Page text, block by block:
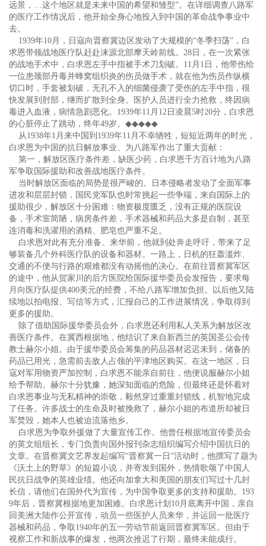
远景，…这个地区就是未来中国的希望和雏型”。在详细调查八路军
的医疗工作情况后，他开始全身心地投入到中国的革命战争事业中
去。
1939年10月，日寇向晋察冀边区发动了大规模的“冬季扫荡”，白
求恩带领战地医疗队赶赴涞源北部摩天岭前线。28日，在一次紧张
的战地手术中，白求恩左手中指被手术刀划破。11月1日，他带伤给
一位患颈部丹毒并蜂窝组织炎的伤员做手术，就在他为伤员作纵横
切口时，手套被划破，无孔不入的细菌侵袭了受伤的左手中指，很
快发展到肘部，继而扩散到全身。医护人员进行全力抢救，终因病
毒进入血液，病情急剧恶化。1939年11月12日凌晨5时20分，白求恩
的心脏停止了跳动，终年49岁。 ◆◆◆◆◆
从1938年1月来中国到1939年11月不幸牺牲，短短近两年的时光，
白求恩为中国的抗日解放事业、为八路军作出了重大贡献：
第一，解放区医疗条件差，缺医少药，白求恩千方百计地为八路
军争取国际援助和改善战地医疗条件。
当时解放区面临的局势是很严峻的。日本侵略者发动了全面军事
进攻和层层封锁，国民党军队也时常挑起一些争端，来自国际上的
援助很少，解放区十分困难：物资极度匮乏，没有正规的医院设
备，手术室简陋，病房条件差，手术器械和药品大多是自制，甚至
连消毒和洗濯用的酒精、肥皂也严重不足。
白求恩对此有充分准备。来华前，他就到处奔走呼吁，带来了足
够装备几个外科医疗队的设备和器材。一路上，日机的狂轰滥炸、
交通的不便与行路的艰难都没有动摇他的决心。在前往晋察冀军区
的途中，他从贺家川的后方医院给国际援华委员会发报告，要求每
月向医疗队提供400美元的经费，不给八路军增加负担。以后他又陆
续地以拍电报、写信等方式，汇报自己的工作进展情况，争取得到
更多的援助。
除了借助国际援华委员会外，白求恩还利用私人关系为解放区改
善医疗条件。在冀西根据地，他结识了来自新西兰的英国圣公会传
教士赫尔小姐。由于援华委员会筹集的药品器材迟迟未到，储备的
药品已用光，急需前去敌人占领的平津地区购买。在这一地区，日
寇对军用物资严加控制，白求恩不能亲自前往，他便说服赫尔小姐
给予帮助。赫尔十分犹豫，她深知面临的危险，但最终还是怀着对
白求恩事业与无私精神的崇敬，毅然穿过重重封锁线，机智地完成
了任务。许多战士的生命及时被挽救了，赫尔小姐的布道所却被日
军焚毁，她本人也被迫流落他乡。
白求恩为争取外援做了大量宣传工作。他曾任根据地宣传委员会
的英文组组长，专门负责向国外报刊杂志组织编写介绍中国抗日的
文章。在晋察冀文艺界发起编写“晋察冀一日”活动时，他撰写了题为
《沃土上的野草》的短篇小说，并寄发到国外，热情歌颂了中国人
民抗日战争的英雄业绩。他还向加拿大和美国的朋友们写过十几封
长信，请他们在国外代为宣传，为中国争取更多的支持和援助。193
9年后，晋察冀根据地更加困难。白求恩计划10月底离开中国，亲自
回美洲大陆作公开宣传，动员一些医护人员来华，并运回一批医疗
器械和药品，争取1940年的五一劳动节前返回晋察冀军区。但由于
视察工作和新战事的爆发，他两次推迟了行期，最终未能成行。